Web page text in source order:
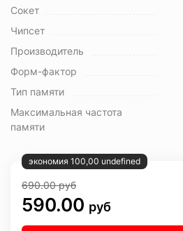
Сокет
Чипсет
Производитель
Форм-фактор
Тип памяти
Максимальная частота
памяти
экономия 100,00 undefined
690.00руб
590.00 руб